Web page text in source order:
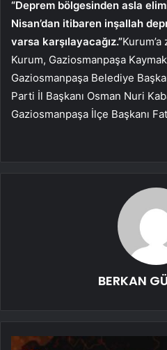
“Deprem bölgesinden asla
Nisan’dan itibaren inşallah
varsa karşılayacağız.”
Kurum, Gaziosmanpaşa
Gaziosmanpaşa Belediye
Parti İl Başkanı Osman Nuri
Gaziosmanpaşa İlçe Başkanı
BERKAN